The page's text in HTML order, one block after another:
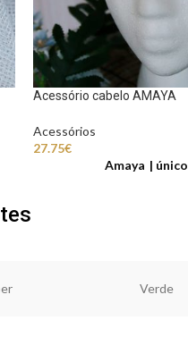
Acessório cabelo AMAYA
Acessórios
27.75€
Amaya
único
Verde